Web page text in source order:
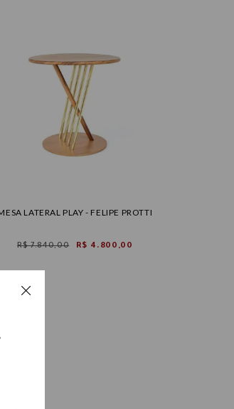
LATERAL PLAY - FELIPE PROTTI
R$ 7.840,00 R$ 4.800,00